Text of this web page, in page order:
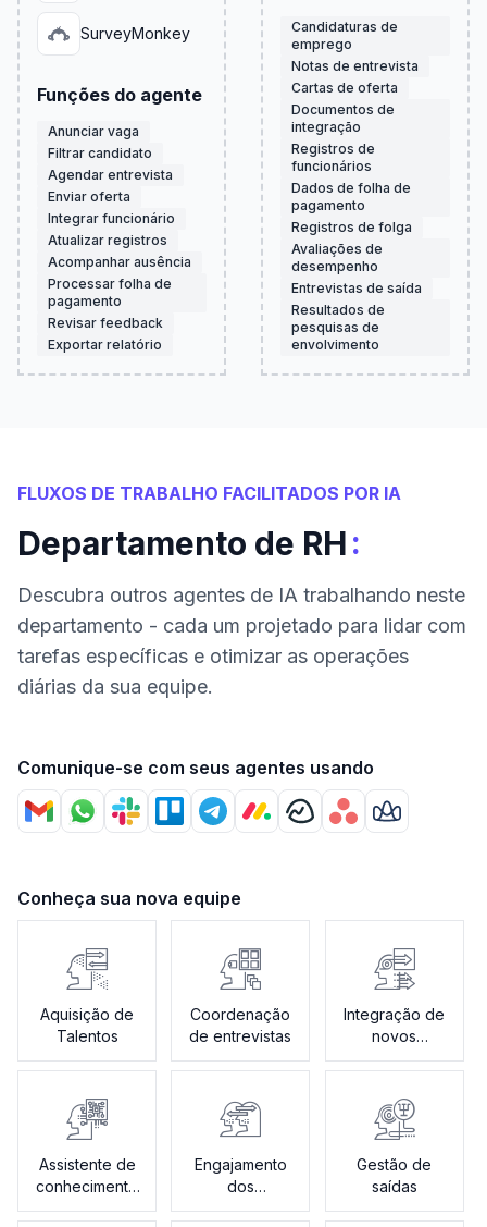
SurveyMonkey
Funções do agente
Anunciar vaga
Filtrar candidato
Agendar entrevista
Enviar oferta
Integrar funcionário
Atualizar registros
Acompanhar ausência
Processar folha de
pagamento
Revisar feedback
Exportar relatório
Candidaturas de
emprego
Notas de entrevista
Cartas de oferta
Documentos de
integração
Registros de
funcionários
Dados de folha de
pagamento
Registros de folga
Avaliações de
desempenho
Entrevistas de saída
Resultados de
pesquisas de
envolvimento
FLUXOS DE TRABALHO FACILITADOS POR IA
Departamento de RH:
Descubra outros agentes de IA trabalhando neste
departamento - cada um projetado para lidar com
tarefas específicas e otimizar as operações
diárias da sua equipe.
Comunique-se com seus agentes usando
Conheça sua nova equipe
Aquisição de
Talentos
Coordenação
de entrevistas
Integração de
novos
funcionários
Assistente de
conhecimento
RH
Engajamento
dos
colaboradores
Gestão de
saídas